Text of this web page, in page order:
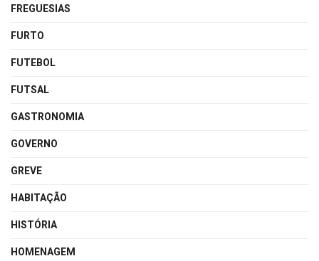
FREGUESIAS
FURTO
FUTEBOL
FUTSAL
GASTRONOMIA
GOVERNO
GREVE
HABITAÇÃO
HISTÓRIA
HOMENAGEM